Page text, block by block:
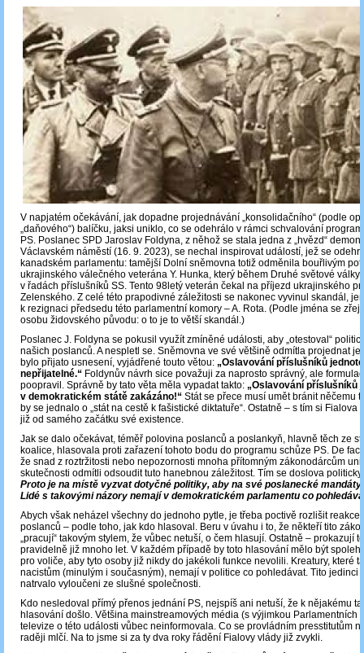
V napjatém očekávání, jak dopadne projednávání „konsolidačního“ (podle
„daňového“) balíčku, jaksi uniklo, co se odehrálo v rámci schvalování
PS. Poslanec SPD Jaroslav Foldyna, z něhož se stala jedna z „hvězd“
Václavském náměstí (16. 9. 2023), se nechal inspirovat událostí, jež se
kanadském parlamentu: tamější Dolní sněmovna totiž odměnila bouřlivým
ukrajinského válečného veterána Y. Hunka, který během Druhé světové války
v řadách příslušníků SS. Tento 98letý veterán čekal na příjezd ukrajinského
Zelenského. Z celé této prapodivné záležitosti se nakonec vyvinul skandál,
k rezignaci předsedu této parlamentní komory – A. Rota. (Podle jména se
osobu židovského původu: o to je to větší skandál.)
Poslanec J. Foldyna se pokusil využít zmíněné události, aby „otestoval“
našich poslanců. A nespletl se. Sněmovna ve své většině odmítla projednat
bylo přijato usnesení, vyjádřené touto větou: „Oslavování příslušníků
nepřijatelné.“ Foldynův návrh sice považuji za naprosto správný, ale
poopravil. Správně by tato věta měla vypadat takto: „Oslavování příslušníků
v demokratickém státě zakázáno!“ Stát se přece musí umět bránit něčemu
by se jednalo o „stát na cestě k fašistické diktatuře“. Ostatně ‒ s tím si Fialova
již od samého začátku své existence.
Jak se dalo očekávat, téměř polovina poslanců a poslankyň, hlavně těch ze
koalice, hlasovala proti zařazení tohoto bodu do programu schůze PS. De
že snad z roztržitosti nebo nepozornosti mnoha přítomným zákonodárcům
skutečnosti odmítli odsoudit tuto hanebnou záležitost. Tím se doslova politicky
Proto je na místě vyzvat dotyčné politiky, aby na své poslanecké mandáty
Lidé s takovými názory nemají v demokratickém parlamentu co
Abych však neházel všechny do jednoho pytle, je třeba poctivě rozlišit reakce
poslanců – podle toho, jak kdo hlasoval. Beru v úvahu i to, že někteří tito
„pracují“ takovým stylem, že vůbec netuší, o čem hlasují. Ostatně – prokazují
pravidelně již mnoho let. V každém případě by toto hlasování mělo být
pro voliče, aby tyto osoby již nikdy do jakékoli funkce nevolili. Kreatury, které
nacistům (minulým i současným), nemají v politice co pohledávat. Tito jedinci
natrvalo vyloučeni ze slušné společnosti.
Kdo nesledoval přímý přenos jednání PS, nejspíš ani netuší, že k nějakému
hlasování došlo. Většina mainstreamových média (s výjimkou Parlamentních
televize o této události vůbec neinformovala. Co se provládním presstitutům
raději mlčí. Na to jsme si za ty dva roky řádění Fialovy vlády již zvykli.